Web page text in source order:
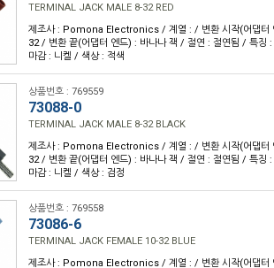
TERMINAL JACK MALE 8-32 RED
제조사 : Pomona Electronics / 계열 : / 변환 시작(어댑터
32 / 변환 끝(어댑터 엔드) : 바나나 잭 / 절연 : 절연됨 / 특징
마감 : 니켈 / 색상 : 적색
상품번호 : 769559
73088-0
TERMINAL JACK MALE 8-32 BLACK
제조사 : Pomona Electronics / 계열 : / 변환 시작(어댑터
32 / 변환 끝(어댑터 엔드) : 바나나 잭 / 절연 : 절연됨 / 특징
마감 : 니켈 / 색상 : 검정
상품번호 : 769558
73086-6
TERMINAL JACK FEMALE 10-32 BLUE
제조사 : Pomona Electronics / 계열 : / 변환 시작(어댑터